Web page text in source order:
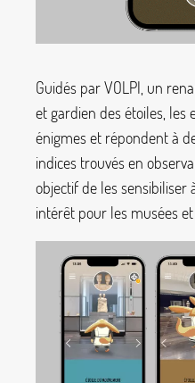
Guidés par VOLPI, un
et gardien des étoiles, les
énigmes et répondent à
indices trouvés en
objectif de les sensibiliser
intérêt pour les musées et